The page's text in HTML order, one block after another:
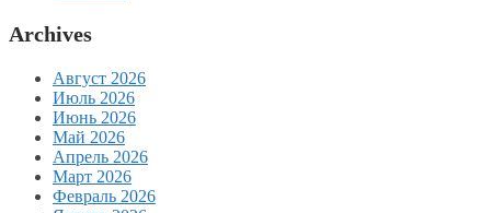
Archives
Август 2026
Июль 2026
Июнь 2026
Май 2026
Апрель 2026
Март 2026
Февраль 2026